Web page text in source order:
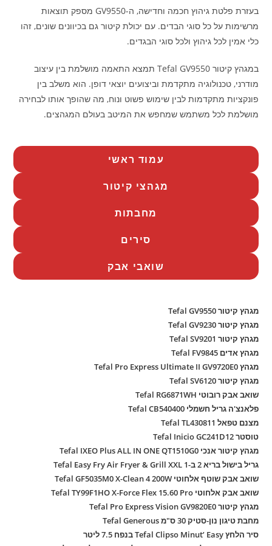
בעזרת פלטת גיהוץ חכמה וחדישה, ה-GV9550 מספק תוצאות
מרשימות על כל סוגי הבדים. עם יכולת קיטור גם בכיוונים שונים, זהו
כלי אמין לכל גיהוץ ולכל סוגי הבגדים.
במגהץ קיטור Tefal GV9550 תמצא התאמה מושלמת בין עיצוב
מודרני, טכנולוגיה מתקדמת וביצועים יוצאי דופן. הוא משלב בין
פונקציות מתקדמות לבין שימוש פשוט ונוח, מה שהופך אותו לבחירה
מושלמת לכל משתמש שמחפש את המיטב בעולם המגהצים.
עמוד ראשי
מגהצי קיטור
מחבתות
סירים
שואבי אבק
מגהץ קיטור Tefal GV9550
מגהץ קיטור Tefal GV9230
מגהץ קיטור Tefal SV9201
מגהץ אדים Tefal FV9845
מגהץ Tefal Pro Express Ultimate II GV9720E0
מגהץ קיטור Tefal SV6120
שואב אבק רובוטי Tefal RG6871WH
פלאנצ'ה גריל חשמלי Tefal CB540400
מצנם טפאל Tefal TL430811
טוסטר Tefal Inicio GC241D12
מגהץ קיטור אנכי Tefal IXEO Plus ALL IN ONE QT1510G0
גריל בישול בריא 2 ב-1 Tefal Easy Fry Air Fryer & Grill XXL
שואב אבק שוטף אלחוטי Tefal GF5035M0 X-Clean 4 200W
שואב אבק אלחוטי Tefal TY99F1HO X-Force Flex 15.60 Pro
מגהץ קיטור Tefal Pro Express Vision GV9820E0
מחבת טיגון נון-סטיק 30 ס"מ Tefal Generous
סיר הלחץ Tefal Clipso Minut’ Easy בנפח 7.5 ליטר